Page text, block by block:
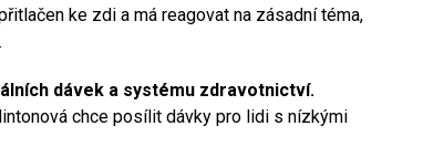
ke zdi a má reagovat na zásadní téma,
dávek a systému zdravotnictví.
chce posílit dávky pro lidi s nízkými